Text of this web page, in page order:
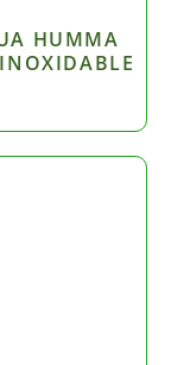
HUMMA